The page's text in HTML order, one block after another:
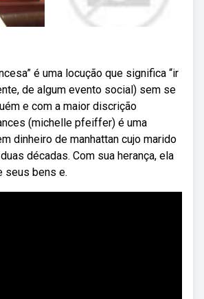
é uma locução que significa “ir
de algum evento social) sem se
e com a maior discrição
(michelle pfeiffer) é uma
dinheiro de manhattan cujo marido
décadas. Com sua herança, ela
seus bens e.